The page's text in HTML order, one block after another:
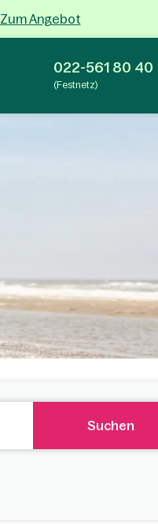
Zum Angebot
022-561 80 40
(Festnetz)
Suchen